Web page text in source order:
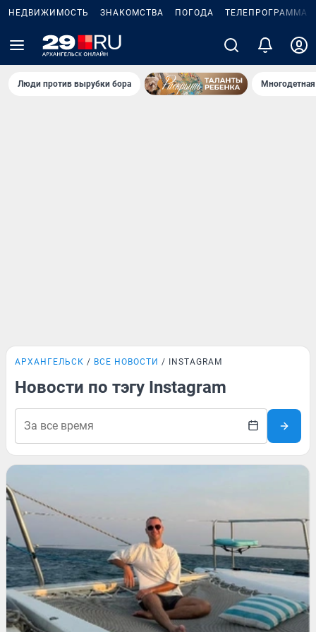
НЕДВИЖИМОСТЬ ЗНАКОМСТВА ПОГОДА ТЕЛЕПРОГРАММА
Люди против вырубки бора
АРХАНГЕЛЬСК ВСЕ НОВОСТИ INSTAGRAM
Новости по тэгу Instagram